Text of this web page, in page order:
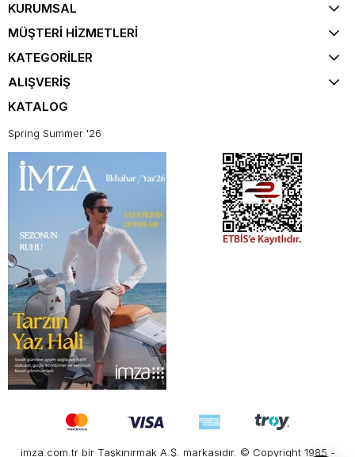
KURUMSAL
MÜŞTERİ HİZMETLERİ
KATEGORİLER
ALIŞVERİŞ
KATALOG
Spring Summer '26
imza.com.tr bir Taşkınırmak A.Ş. markasıdır. © Copyright 1985 -